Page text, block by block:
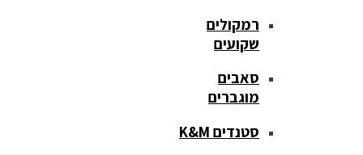
רמקולים
שקועים
סאבים
מוגברים
סטנדים K&M